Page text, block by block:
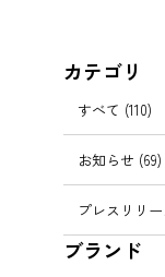
カテゴリ
すべて (110)
お知らせ (69)
プレスリリー
ブランド